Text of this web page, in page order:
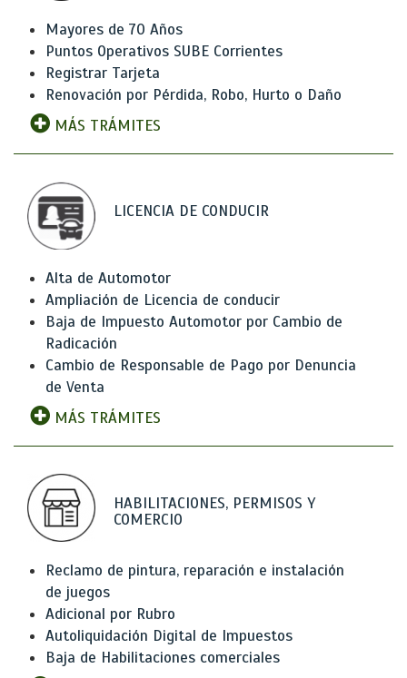
Mayores de 70 Años
Puntos Operativos SUBE Corrientes
Registrar Tarjeta
Renovación por Pérdida, Robo, Hurto o Daño
MÁS TRÁMITES
LICENCIA DE CONDUCIR
Alta de Automotor
Ampliación de Licencia de conducir
Baja de Impuesto Automotor por Cambio de
Radicación
Cambio de Responsable de Pago por Denuncia
de Venta
MÁS TRÁMITES
HABILITACIONES, PERMISOS Y
COMERCIO
Reclamo de pintura, reparación e instalación
de juegos
Adicional por Rubro
Autoliquidación Digital de Impuestos
Baja de Habilitaciones comerciales